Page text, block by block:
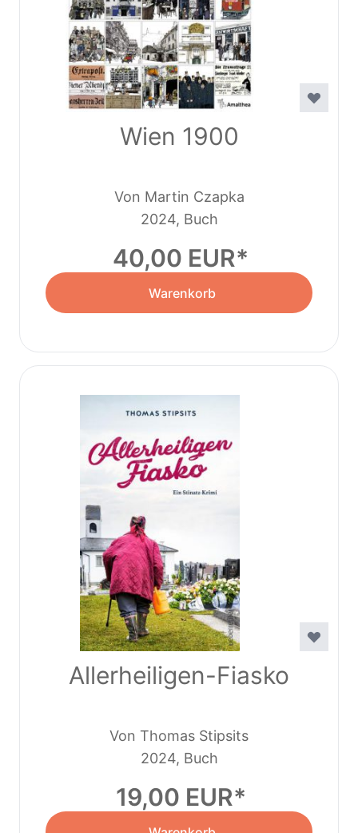
Wien 1900
Von Martin Czapka
2024, Buch
40,00 EUR
Warenkorb
Allerheiligen-Fiasko
Von Thomas Stipsits
2024, Buch
19,00 EUR